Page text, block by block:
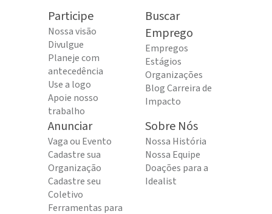
Participe
Nossa visão
Divulgue
Planeje com
antecedência
Use a logo
Apoie nosso
trabalho
Buscar
Emprego
Empregos
Estágios
Organizações
Blog Carreira de
Impacto
Anunciar
Vaga ou Evento
Cadastre sua
Organização
Cadastre seu
Coletivo
Ferramentas para
Sobre Nós
Nossa História
Nossa Equipe
Doações para a
Idealist